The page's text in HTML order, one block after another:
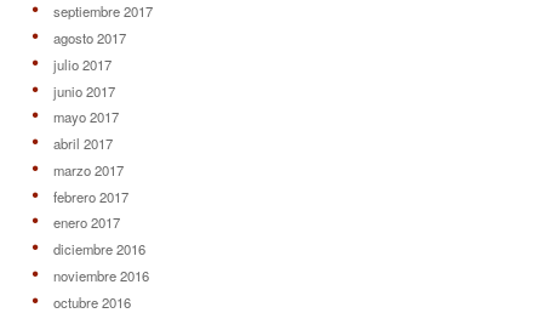
septiembre 2017
agosto 2017
julio 2017
junio 2017
mayo 2017
abril 2017
marzo 2017
febrero 2017
enero 2017
diciembre 2016
noviembre 2016
octubre 2016